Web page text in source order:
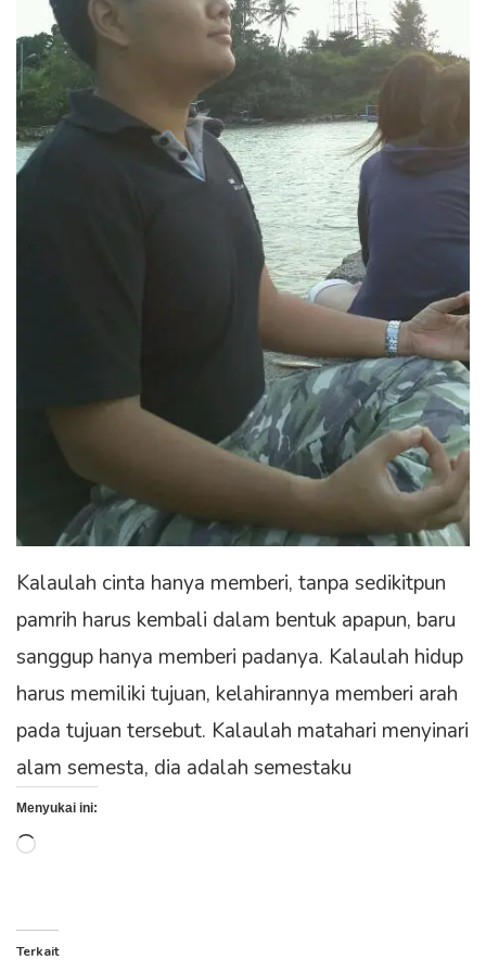
Kalaulah cinta hanya memberi, tanpa sedikitpun
pamrih harus kembali dalam bentuk apapun, baru
sanggup hanya memberi padanya. Kalaulah hidup
harus memiliki tujuan, kelahirannya memberi arah
pada tujuan tersebut. Kalaulah matahari menyinari
alam semesta, dia adalah semestaku
Menyukai ini:
Memuat...
Terkait